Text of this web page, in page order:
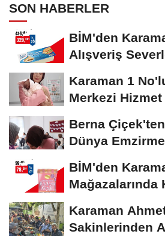
SON HABERLER
BİM'den
Alışveriş
Karaman 1
Merkezi Hizmet
Berna
Dünya
Etkinliğine
BİM'den
Mağazalarında
Karaman
Sakinlerinden